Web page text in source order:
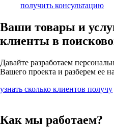
получить консультацию
Ваши товары и
клиенты в
Давайте разработаем
Вашего проекта и разберем ее
узнать сколько клиентов получу
Как мы работаем?